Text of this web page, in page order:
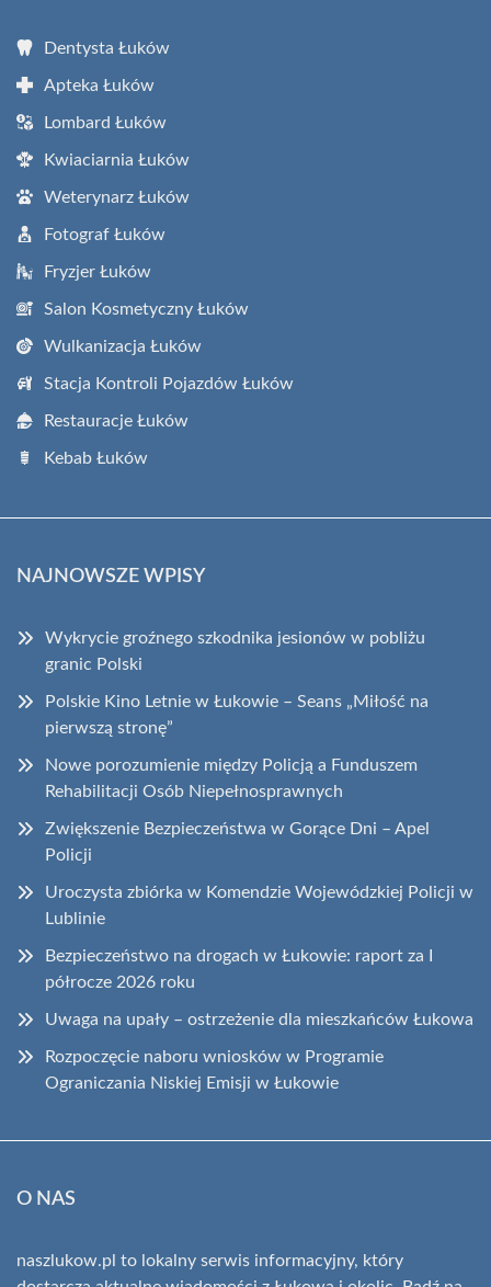
Dentysta Łuków
Apteka Łuków
Lombard Łuków
Kwiaciarnia Łuków
Weterynarz Łuków
Fotograf Łuków
Fryzjer Łuków
Salon Kosmetyczny Łuków
Wulkanizacja Łuków
Stacja Kontroli Pojazdów Łuków
Restauracje Łuków
Kebab Łuków
NAJNOWSZE WPISY
Wykrycie groźnego szkodnika jesionów w pobliżu
granic Polski
Polskie Kino Letnie w Łukowie – Seans „Miłość na
pierwszą stronę”
Nowe porozumienie między Policją a Funduszem
Rehabilitacji Osób Niepełnosprawnych
Zwiększenie Bezpieczeństwa w Gorące Dni – Apel
Policji
Uroczysta zbiórka w Komendzie Wojewódzkiej Policji w
Lublinie
Bezpieczeństwo na drogach w Łukowie: raport za I
półrocze 2026 roku
Uwaga na upały – ostrzeżenie dla mieszkańców Łukowa
Rozpoczęcie naboru wniosków w Programie
Ograniczania Niskiej Emisji w Łukowie
O NAS
naszlukow.pl to lokalny serwis informacyjny, który